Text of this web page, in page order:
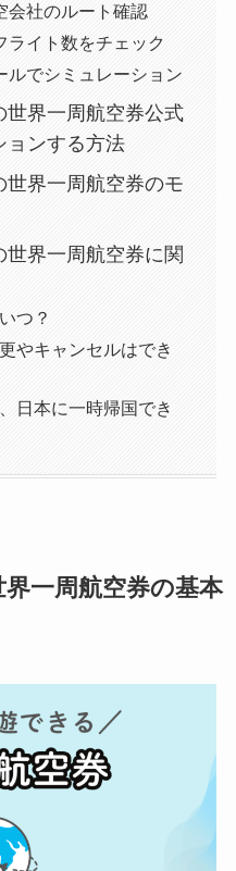
会社のルート確認
ライト数をチェック
ルでシミュレーション
世界一周航空券公式
ョンする方法
界一周航空券のモ
界一周航空券に関
つ？
やキャンセルはでき
日本に一時帰国でき
一周航空券の基本